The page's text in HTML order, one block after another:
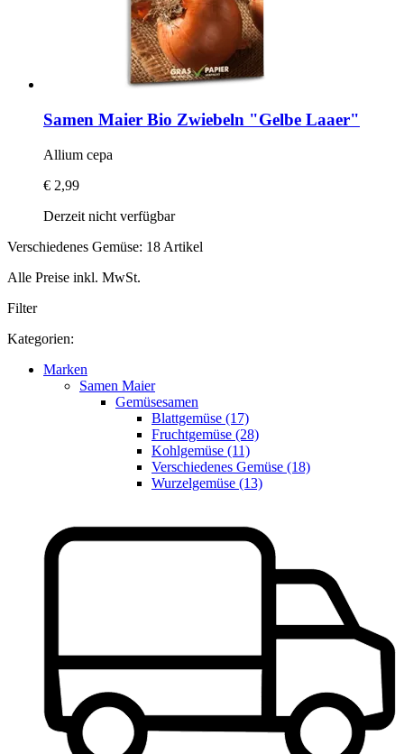
Samen Maier Bio Zwiebeln "Gelbe Laaer"
Allium cepa
€ 2,99
Derzeit nicht verfügbar
Verschiedenes Gemüse: 18 Artikel
Alle Preise inkl. MwSt.
Filter
Kategorien:
Marken
Samen Maier
Gemüsesamen
Blattgemüse (17)
Fruchtgemüse (28)
Kohlgemüse (11)
Verschiedenes Gemüse (18)
Wurzelgemüse (13)